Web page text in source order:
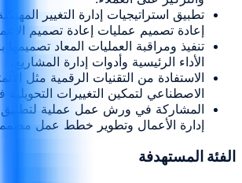
تطبيق استراتيجيات إدارة التغيير
إعادة تصميم عمليات إعادة تصميم
تنفيذ ومراقبة العمليات المعاد
الأداء الرئيسية وأدوات إدارة المشاريع.
الاستفادة من التقنيات الرقمية مثل
الاصطناعي لتمكين التغييرات التحويلية
المشاركة في ورش عمل عملية لتطبيق
إدارة الأعمال وتطوير خطط عمل
الفئة المستهدفة